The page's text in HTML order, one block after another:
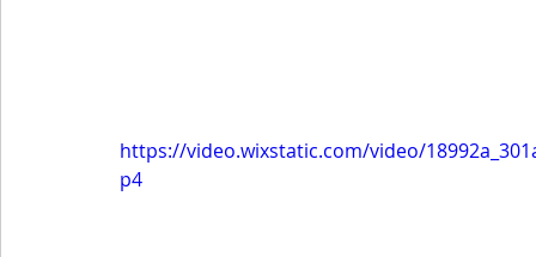
https://video.wixstatic.com/video/
p4